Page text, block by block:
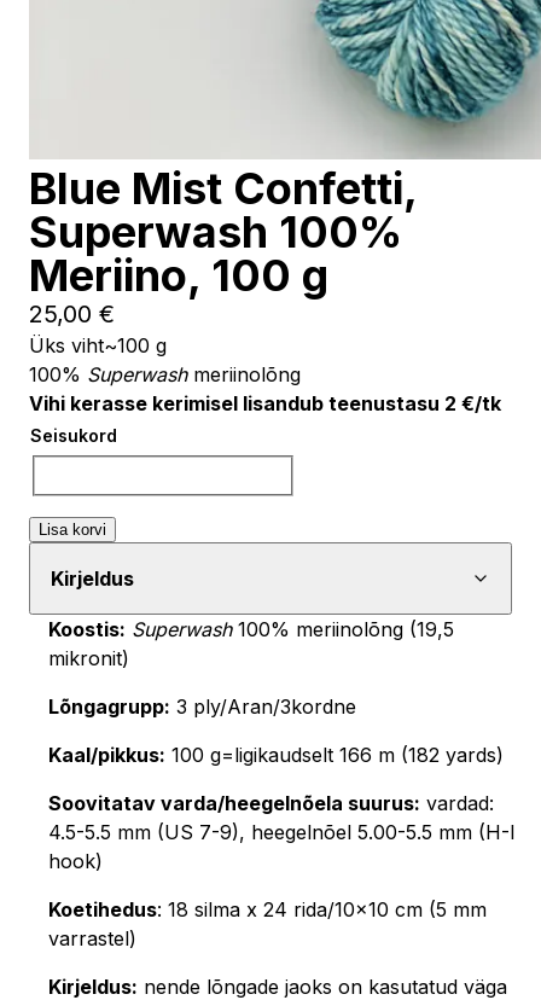
Blue Mist Confetti,
Superwash 100%
Meriino, 100 g
25,00 €
Üks viht~100 g
100% Superwashmeriinolõng
Vihi kerasse kerimisel lisandub teenustasu 2 €/tk
Seisukord
Blue
Superwash
100%
Meriino,
kogus
Lisa korvi
Kirjeldus
Koostis: Superwash100% meriinolõng (19,5
mikronit)
Lõngagrupp: 3 ply/Aran/3kordne
Kaal/pikkus: 100 g=ligikaudselt 166 m (182 yards)
Soovitatav varda/heegelnõela suurus: vardad:
4.5-5.5 mm (US 7-9), heegelnõel 5.00-5.5 mm (H-I
hook)
Koetihedus: 18 silma x 24 rida/10×10 cm (5 mm
varrastel)
Kirjeldus: nende lõngade jaoks on kasutatud väga